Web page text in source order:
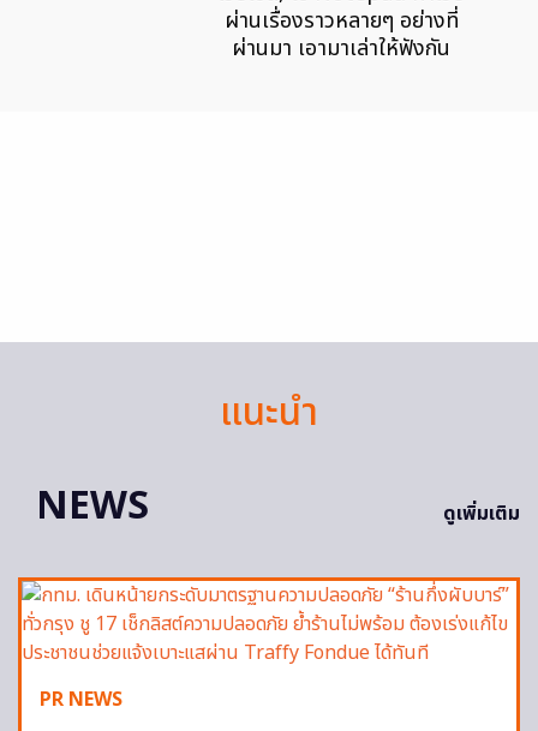
ผ่านเรื่องราวหลายๆ อย่างที่
ผ่านมา เอามาเล่าให้ฟังกัน
แนะนำ
NEWS
ดูเพิ่มเติม
PR NEWS